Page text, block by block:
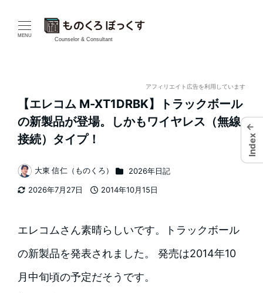
MENU
Counselor & Consultant
アフィリエイト広告を利用しています
【エレコム M-XT1DRBK】トラックボール
の新製品が登場。しかもワイヤレス（無線
接続）タイプ！
2026年7月27日
2014年10月15日
著
者
大東 信仁（ものくろ） カテゴリー
2026年日記
エレコムさん素晴らしいです。トラックボール
の新製品を発表されました。 発売は2014年10
月中旬頃の予定だそうです。
←
Index